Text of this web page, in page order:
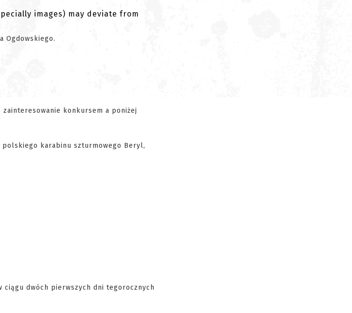
images) may deviate from
Ogdowskiego.
zainteresowanie konkursem a poniżej
karabinu szturmowego Beryl,
dwóch pierwszych dni tegorocznych